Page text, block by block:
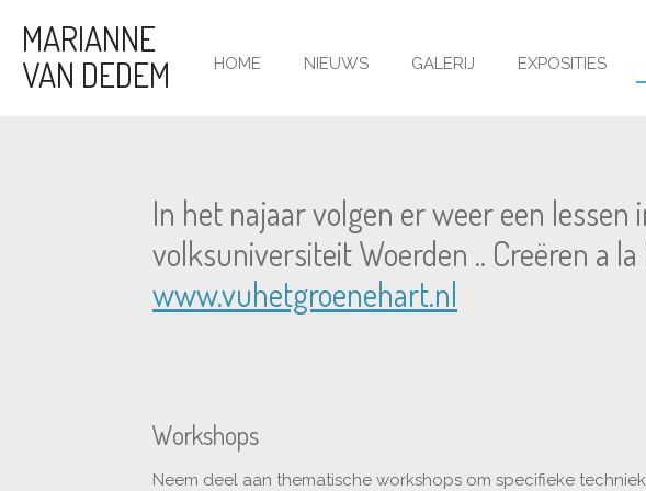
direct
naar
MARIANNE
VAN DEDEM
HOME NIEUWS GALERIJ EXPOSITIES
In het najaar volgen er weer een
volksuniversiteit Woerden .. Creëren a
www.vuhetgroenehart.nl
Workshops
Neem deel aan thematische workshops om specifieke